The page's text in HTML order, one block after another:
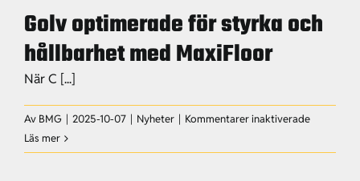
Golv optimerade för styrka och
hållbarhet med MaxiFloor
När C [...]
Av BMG | 2025-10-07 | Nyheter | Kommentarer inaktiveradeför
Läs mer